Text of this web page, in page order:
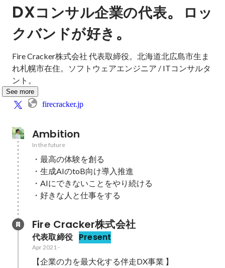
DXコンサル企業の代表。
ロッ
クバンドが好き 。
Fire Cracker株式会社 代表取締役。北海道北広島市生ま
れ札幌市在住。ソフトウェアエンジニア / ITコンサルタ
ント。
See more
firecracker.jp
Ambition
In the future
・最高の体験を創る
・生成AIのtoB向け導入推進
・AIにできないことをやり続ける
・好きな人と仕事をする
Fire Cracker株式会社
代表取締役 Present
Apr 2021-
【企業の力を最大化する伴走DX事業 】